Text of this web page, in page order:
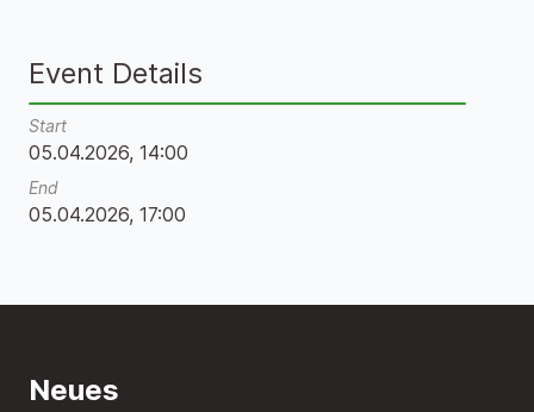
Event Details
Start
05.04.2026, 14:00
End
05.04.2026, 17:00
Neues